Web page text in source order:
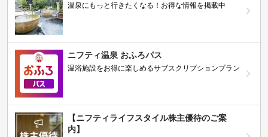
温泉にもっと行きたくなる！お得な情報を掲載中
ニフティ温泉 おふろパス
温浴施設をお得に楽しめるサブスクリプションプラン
【ニフティライフスタイル株主優待のご案
内】